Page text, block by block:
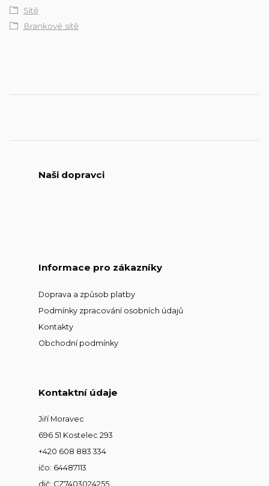
Sítě
Brankové sítě
Naši dopravci
Informace pro zákazníky
Doprava a způsob platby
Podmínky zpracování osobních údajů
Kontakty
Obchodní podmínky
Kontaktní údaje
Jiří Moravec
696 51 Kostelec 293
+420 608 883 334
ičo: 64487113
dič: CZ7403024255